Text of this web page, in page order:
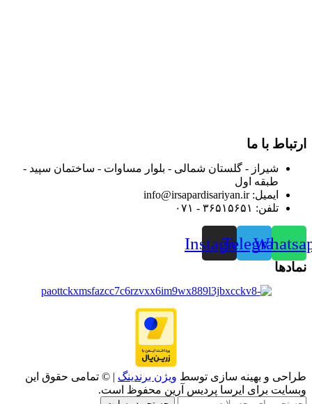
ارتباط با ما
شیراز - گلستان شمالی - بلوار مساوات - ساختمان سپید -
طبقه اول
ایمیل: info@irsapardisariyan.ir
تلفن: ۳۶۵۱۵۶۵۱ - ۰۷۱
Telegram
Instagram
نمادها
طراحی و بهینه سازی توسط ویژن برندینگ | © تمامی حقوق این
وبسایت برای ایرسا پردیس آرین محفوظ است.